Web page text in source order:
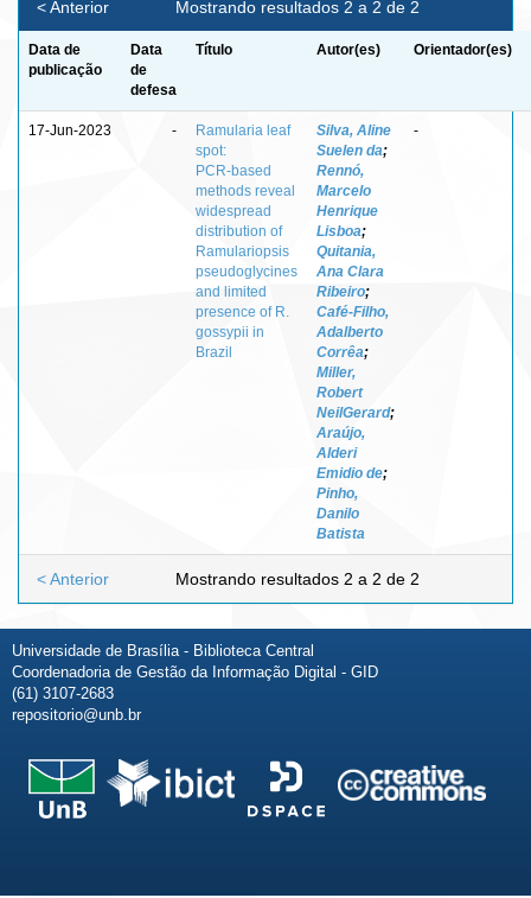
Mostrando resultados 2 a 2 de 2
< Anterior
Data de
publicação
Data
de
defesa
Título Autor(es) Orientador(es)
17-Jun-2023 -
Ramularia leaf
spot:
PCR‑based
methods reveal
widespread
distribution of
Ramulariopsis
pseudoglycines
and limited
presence of R.
gossypii in
Brazil
Silva, Aline
Suelen da;
Rennó,
Marcelo
Henrique
Lisboa;
Quitania,
Ana Clara
Ribeiro;
Café‑Filho,
Adalberto
Corrêa;
Miller,
Robert
NeilGerard;
Araújo,
Alderi
Emidio de;
Pinho,
Danilo
Batista
-
Mostrando resultados 2 a 2 de 2
< Anterior
Universidade de Brasília - Biblioteca Central
Coordenadoria de Gestão da Informação Digital - GID
(61) 3107-2683
repositorio@unb.br